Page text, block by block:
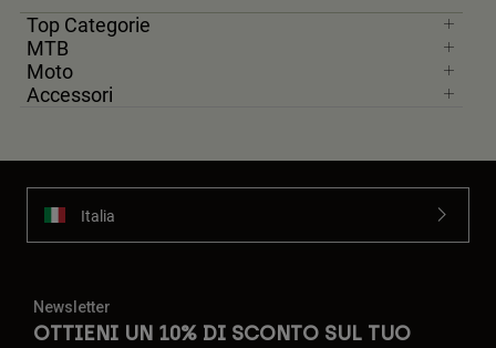
Top Categorie
MTB
Moto
Accessori
Italia
Newsletter
OTTIENI UN 10% DI SCONTO SUL TUO